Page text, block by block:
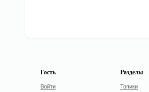
Гость
Войти
Разделы
Топики